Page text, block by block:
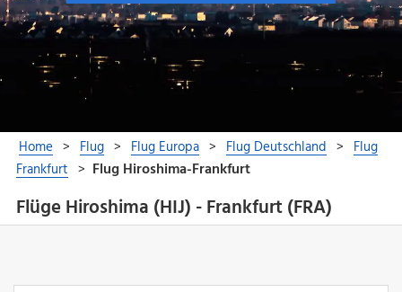
Flüge Hiroshima (HIJ) - Frankfurt (FRA)